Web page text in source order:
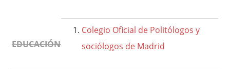
EDUCACIÓN
Colegio Oficial de Politólogos y
sociólogos de Madrid